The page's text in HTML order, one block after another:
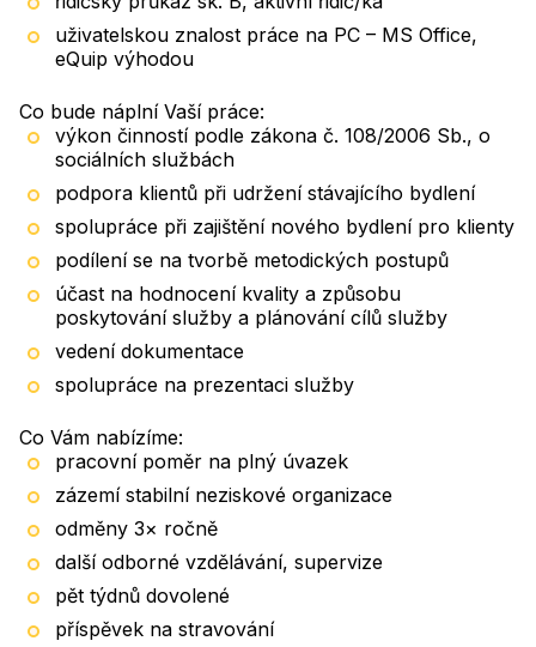
uživatelskou znalost práce na PC – MS Office,
eQuip výhodou
Co bude náplní Vaší práce:
výkon činností podle zákona č. 108/2006 Sb., o
sociálních službách
podpora klientů při udržení stávajícího bydlení
spolupráce při zajištění nového bydlení pro klienty
podílení se na tvorbě metodických postupů
účast na hodnocení kvality a způsobu
poskytování služby a plánování cílů služby
vedení dokumentace
spolupráce na prezentaci služby
Co Vám nabízíme:
pracovní poměr na plný úvazek
zázemí stabilní neziskové organizace
odměny 3× ročně
další odborné vzdělávání, supervize
pět týdnů dovolené
příspěvek na stravování